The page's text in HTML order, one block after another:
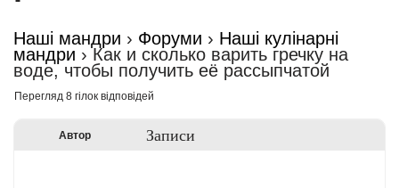
Наші мандри › Форуми › Наші кулінарні
мандри › Как и сколько варить гречку на
воде, чтобы получить её рассыпчатой
Перегляд 8 гілок відповідей
Автор Записи